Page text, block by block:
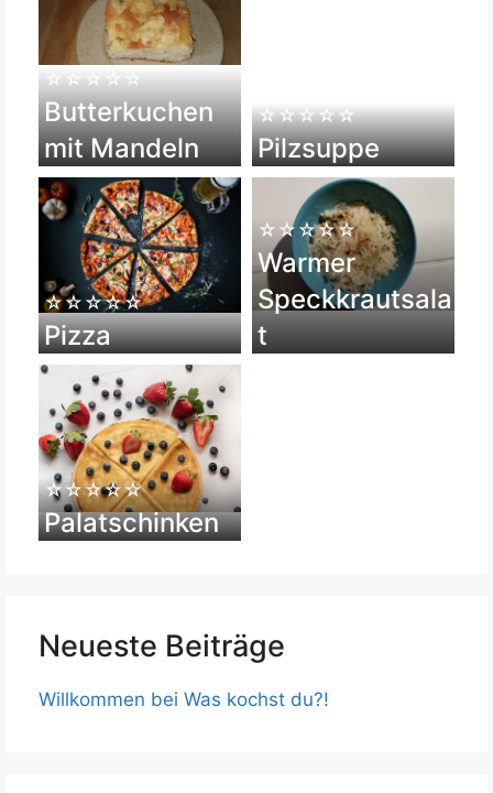
☆☆☆☆☆
Butterkuchen
mit Mandeln
☆☆☆☆☆
Pilzsuppe
☆☆☆☆☆
Pizza
☆☆☆☆☆
Warmer
Speckkrautsala
t
☆☆☆☆☆
Palatschinken
Neueste Beiträge
Willkommen bei Was kochst du?!